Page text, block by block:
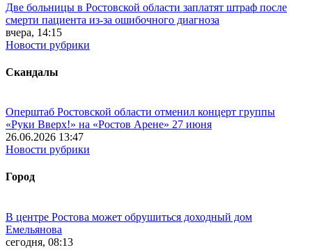
Две больницы в Ростовской области заплатят штраф после
смерти пациента из-за ошибочного диагноза
вчера, 14:15
Новости рубрики
Скандалы
Оперштаб Ростовской области отменил концерт группы
«Руки Вверх!» на «Ростов Арене» 27 июня
26.06.2026 13:47
Новости рубрики
Город
В центре Ростова может обрушиться доходный дом
Емельянова
сегодня, 08:13